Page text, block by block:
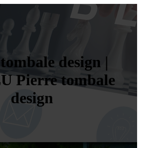
tombale design |
Pierre tombale
design